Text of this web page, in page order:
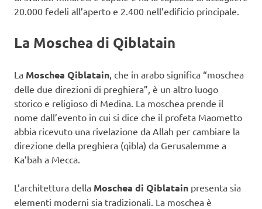
20.000 fedeli all’aperto e 2.400 nell’edificio principale.
La Moschea di Qiblatain
La Moschea Qiblatain, che in arabo significa “moschea
delle due direzioni di preghiera”, è un altro luogo
storico e religioso di Medina. La moschea prende il
nome dall’evento in cui si dice che il profeta Maometto
abbia ricevuto una rivelazione da Allah per cambiare la
direzione della preghiera (qibla) da Gerusalemme a
Ka’bah a Mecca.
L’architettura della Moschea di Qiblatain presenta sia
elementi moderni sia tradizionali. La moschea è